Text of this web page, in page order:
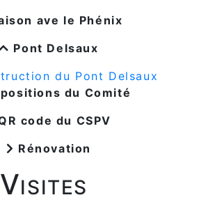
ave le Phénix
Pont Delsaux
du Pont Delsaux
du Comité
code du CSPV
Rénovation
Visites